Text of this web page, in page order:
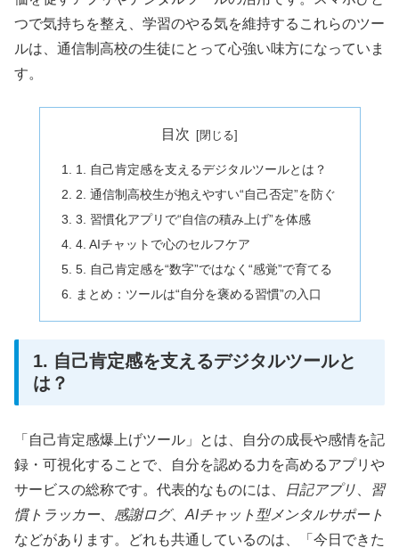
つで気持ちを整え、学習のやる気を維持するこれらのツー
ルは、通信制高校の生徒にとって心強い味方になっていま
す。
目次
1. 自己肯定感を支えるデジタルツールとは？
2. 通信制高校生が抱えやすい“自己否定”を防ぐ
3. 習慣化アプリで“自信の積み上げ”を体感
4. AIチャットで心のセルフケア
5. 自己肯定感を“数字”ではなく“感覚”で育てる
まとめ：ツールは“自分を褒める習慣”の入口
1. 自己肯定感を支えるデジタルツールと
は？
「自己肯定感爆上げツール」とは、自分の成長や感情を記
録・可視化することで、自分を認める力を高めるアプリや
サービスの総称です。代表的なものには、
日記アプリ
習
慣トラッカー、 感謝ログ、 AIチャット型メンタルサポート
などがあります。どれも共通しているのは、「今日できた